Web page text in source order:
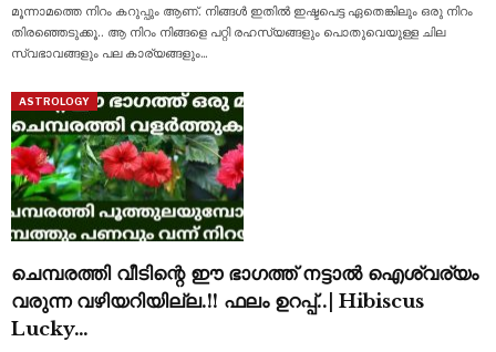
മൂന്നാമത്തെ നിറം കറുപ്പും ആണ്. നിങ്ങൾ ഇതിൽ ഇഷ്ടപെട്ട ഏതെങ്കിലും ഒരു നിറം
തിരഞ്ഞെടുക്കൂ.. ആ നിറം നിങ്ങളെ പറ്റി രഹസ്യങ്ങളും പൊതുവെയുള്ള ചില
സ്വഭാവങ്ങളും പല കാര്യങ്ങളും…
ASTROLOGY
ചെമ്പരത്തി വീടിന്റെ ഈ ഭാഗത്ത് നട്ടാൽ ഐശ്വര്യം
വരുന്ന വഴിയറിയില്ല.!! ഫലം ഉറപ്പ്..| Hibiscus
Lucky…